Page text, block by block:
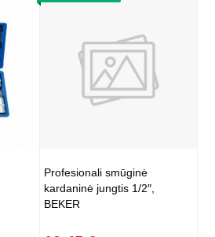
Profesionali smūginė
kardaninė jungtis 1/2″,
BEKER